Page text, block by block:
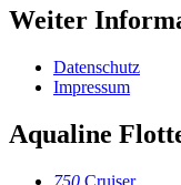
Weiter
Datenschutz
Impressum
Aqualine
750 Cruiser